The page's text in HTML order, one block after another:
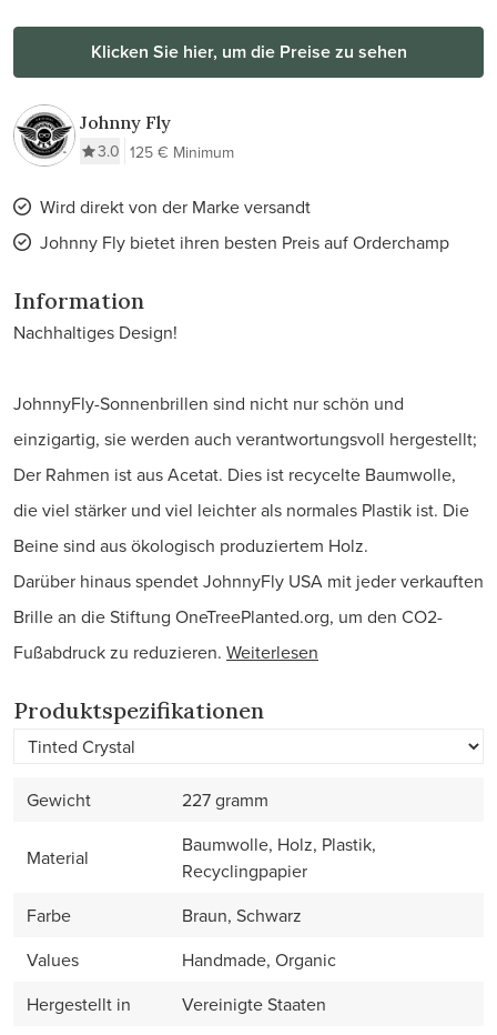
Klicken Sie hier, um die Preise zu sehen
Johnny Fly
3.0 125 € Minimum
Wird direkt von der Marke versandt
Johnny Fly bietet ihren besten Preis auf Orderchamp
Information
Nachhaltiges Design!
JohnnyFly-Sonnenbrillen sind nicht nur schön und
einzigartig, sie werden auch verantwortungsvoll hergestellt;
Der Rahmen ist aus Acetat. Dies ist recycelte Baumwolle,
die viel stärker und viel leichter als normales Plastik ist. Die
Beine sind aus ökologisch produziertem Holz.
Darüber hinaus spendet JohnnyFly USA mit jeder verkauften
Brille an die Stiftung OneTreePlanted.org, um den CO2-
Fußabdruck zu reduzieren. Weiterlesen
Produktspezifikationen
Gewicht 227 gramm
Material
Baumwolle, Holz, Plastik,
Recyclingpapier
Farbe
Braun, Schwarz
Values
Handmade, Organic
Hergestellt in
Vereinigte Staaten